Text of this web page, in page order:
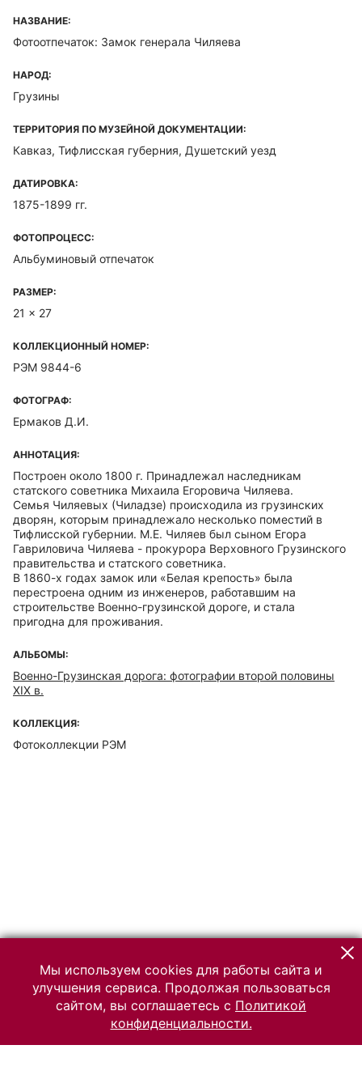
НАЗВАНИЕ:
Фотоотпечаток: Замок генерала Чиляева
НАРОД:
Грузины
ТЕРРИТОРИЯ ПО МУЗЕЙНОЙ ДОКУМЕНТАЦИИ:
Кавказ, Тифлисская губерния, Душетский уезд
ДАТИРОВКА:
1875-1899 гг.
ФОТОПРОЦЕСС:
Альбуминовый отпечаток
РАЗМЕР:
21 x 27
КОЛЛЕКЦИОННЫЙ НОМЕР:
РЭМ 9844-6
ФОТОГРАФ:
Ермаков Д.И.
АННОТАЦИЯ:
Построен около 1800 г. Принадлежал наследникам
статского советника Михаила Егоровича Чиляева.
Семья Чиляевых (Чиладзе) происходила из грузинских
дворян, которым принадлежало несколько поместий в
Тифлисской губернии. М.Е. Чиляев был сыном Егора
Гавриловича Чиляева - прокурора Верховного Грузинского
правительства и статского советника.
В 1860-х годах замок или «Белая крепость» была
перестроена одним из инженеров, работавшим на
строительстве Военно-грузинской дороге, и стала
пригодна для проживания.
АЛЬБОМЫ:
Военно-Грузинская дорога: фотографии второй половины
XIX в.
КОЛЛЕКЦИЯ:
Фотоколлекции РЭМ
Мы используем cookies для работы сайта и
улучшения сервиса. Продолжая пользоваться
сайтом, вы соглашаетесь с Политикой
конфиденциальности.